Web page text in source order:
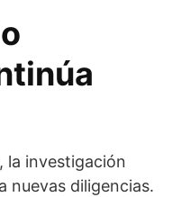
la investigación
nuevas diligencias.